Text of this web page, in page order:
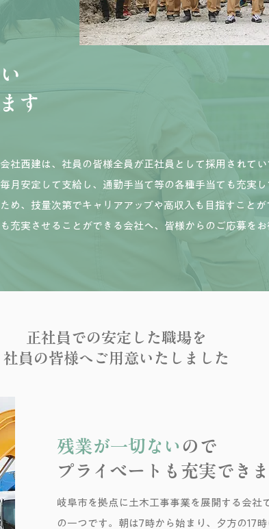
す
社西建は、社員の皆様全員が正社員として採用されて
月安定して支給し、通勤手当て等の各種手当ても充実し
め、技量次第でキャリアアップや高収入も目指すこと
充実させることができる会社へ、皆様からのご応募をお
正社員での安定した職場を
社員の皆様へご用意いたしました
残業が一切ない ので
プライベートも充実でき
岐阜市を拠点に土木工事事業を展開する会社
の一つです。朝は7時から始まり、夕方の17